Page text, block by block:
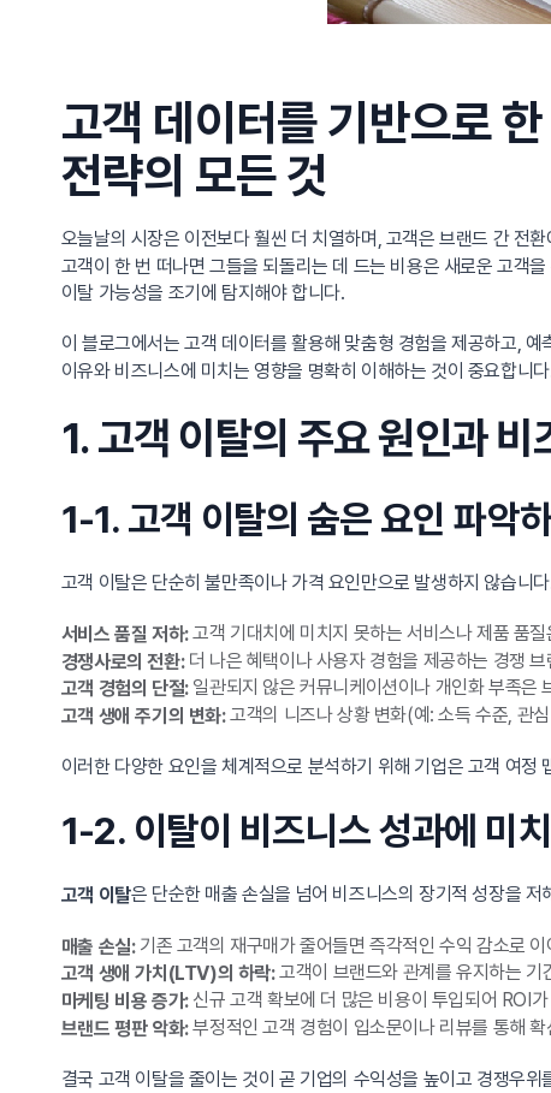
고객 데이터를 기반으로
전략의 모든 것
오늘날의 시장은 이전보다 훨씬 더 치열하며, 고객은 브랜드 간 전
고객이 한 번 떠나면 그들을 되돌리는 데 드는 비용은 새로운 고객
이탈 가능성을 조기에 탐지해야 합니다.
이 블로그에서는 고객 데이터를 활용해 맞춤형 경험을 제공하고, 예
이유와 비즈니스에 미치는 영향을 명확히 이해하는 것이 중요합니
1. 고객 이탈의 주요 원인과
1-1. 고객 이탈의 숨은 요인 파악하
고객 이탈은 단순히 불만족이나 가격 요인만으로 발생하지 않습니
서비스 품질 저하:고객 기대치에 미치지 못하는 서비스나 제품 품
경쟁사로의 전환:더 나은 혜택이나 사용자 경험을 제공하는 경쟁
고객 경험의 단절:일관되지 않은 커뮤니케이션이나 개인화 부족은
고객 생애 주기의 변화:고객의 니즈나 상황 변화(예: 소득 수준, 관
이러한 다양한 요인을 체계적으로 분석하기 위해 기업은 고객 여
1-2. 이탈이 비즈니스 성과에 미
고객 이탈은 단순한 매출 손실을 넘어 비즈니스의 장기적 성장을
매출 손실:기존 고객의 재구매가 줄어들면 즉각적인 수익 감소로 이
고객 생애 가치(LTV)의 하락:고객이 브랜드와 관계를 유지하는
마케팅 비용 증가:신규 고객 확보에 더 많은 비용이 투입되어 ROI
브랜드 평판 악화:부정적인 고객 경험이 입소문이나 리뷰를 통해
결국 고객 이탈을 줄이는 것이 곧 기업의 수익성을 높이고 경쟁우위